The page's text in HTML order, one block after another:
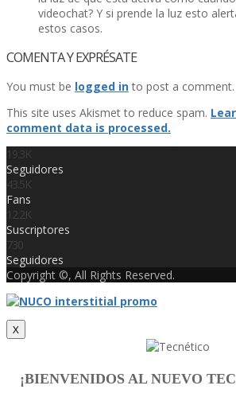
videochat? Y si prende la luz esto
estos casos.
COMENTA Y EXPRÉSATE
You must be logged into post a comment.
This site uses Akismet to reduce spam.
comment data is processed.
19.3K
Seguidores
43.5K
Fans
12.2K
Suscriptores
730
Seguidores
Copyright ©, All Rights Reserved.
X
¡BIENVENIDOS AL NUEVO